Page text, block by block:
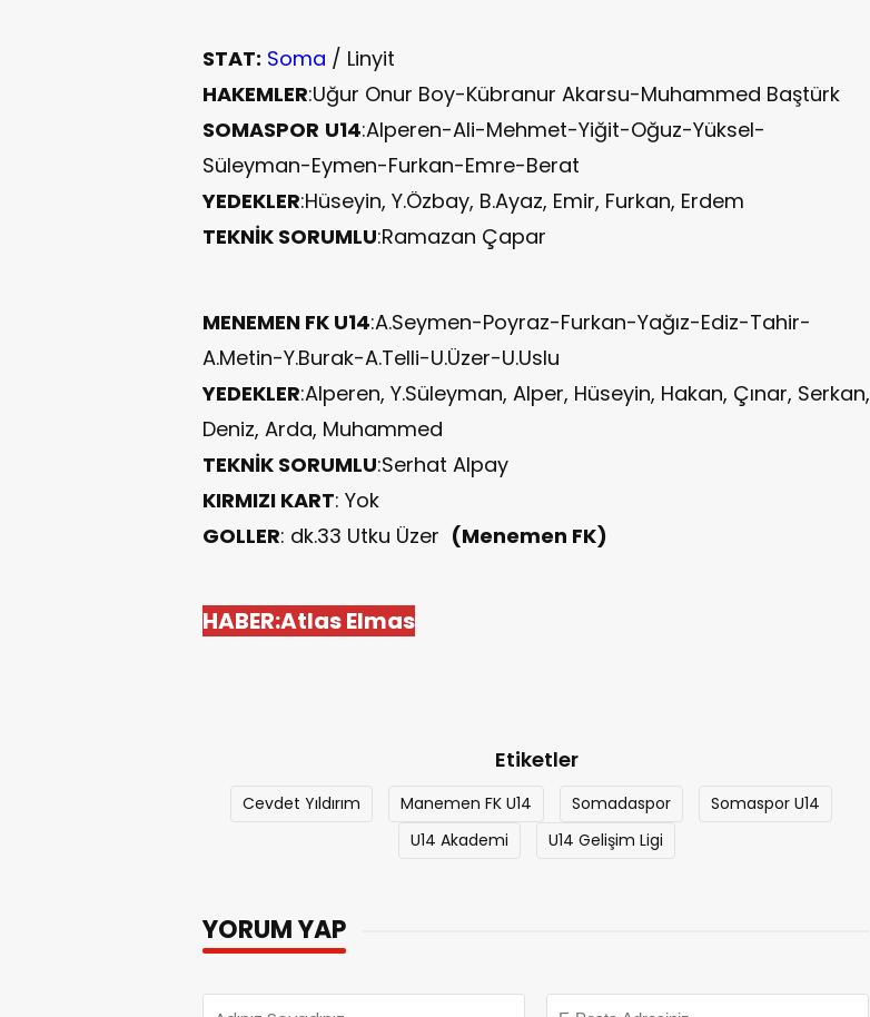
STAT: Soma / Linyit
HAKEMLER:Uğur Onur Boy-Kübranur Akarsu-Muhammed Baştürk
SOMASPOR U14:Alperen-Ali-Mehmet-Yiğit-Oğuz-Yüksel-
Süleyman-Eymen-Furkan-Emre-Berat
YEDEKLER:Hüseyin, Y.Özbay, B.Ayaz, Emir, Furkan, Erdem
TEKNİK SORUMLU:Ramazan Çapar
MENEMEN FK U14:A.Seymen-Poyraz-Furkan-Yağız-Ediz-Tahir-
A.Metin-Y.Burak-A.Telli-U.Üzer-U.Uslu
YEDEKLER:Alperen, Y.Süleyman, Alper, Hüseyin, Hakan, Çınar, Serkan,
Deniz, Arda, Muhammed
TEKNİK SORUMLU:Serhat Alpay
KIRMIZI KART: Yok
GOLLER: dk.33 Utku Üzer (Menemen FK)
HABER:Atlas Elmas
Etiketler
Cevdet Yıldırım Manemen FK U14 Somadaspor
Somaspor U14
U14 Akademi
U14 Gelişim Ligi
YORUM YAP